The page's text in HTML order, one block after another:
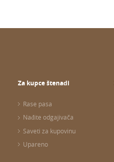
Za kupce štenadi
Rase pasa
Nađite odgajivača
Saveti za kupovinu
Upareno